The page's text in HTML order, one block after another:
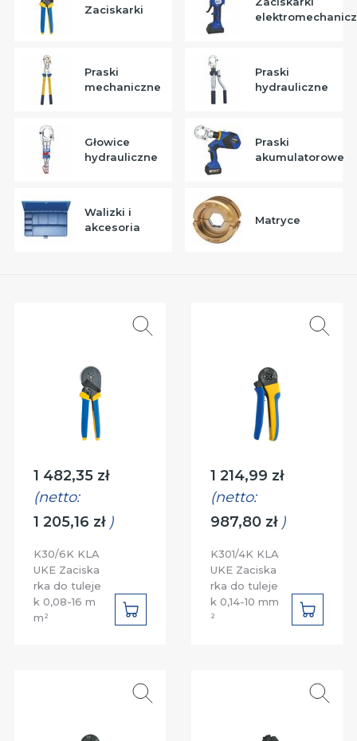
Zaciskarki
Praski
mechaniczne
Praski
hydrauliczne
Głowice
hydrauliczne
Praski
akumulatorowe
Walizki i
akcesoria
Matryce
Cena:
1 482,35 zł
(netto:
1 205,16 zł)
K30/6K KLA
UKE Zaciska
rka do tuleje
k 0,08-16 m
m²
DO
Cena:
1 214,99 zł
(netto:
987,80 zł)
K301/4K KLA
UKE Zaciska
rka do tuleje
k 0,14-10 mm
²
DO